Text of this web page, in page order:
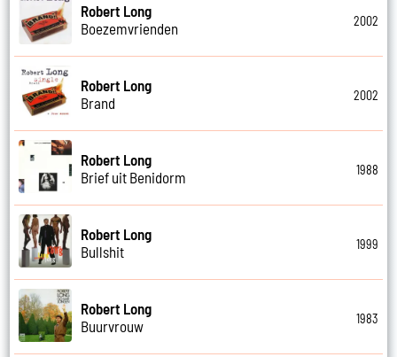
Robert Long
Boezemvrienden
2002
Robert Long
Brand
2002
Robert Long
Brief uit Benidorm
1988
Robert Long
Bullshit
1999
Robert Long
Buurvrouw
1983